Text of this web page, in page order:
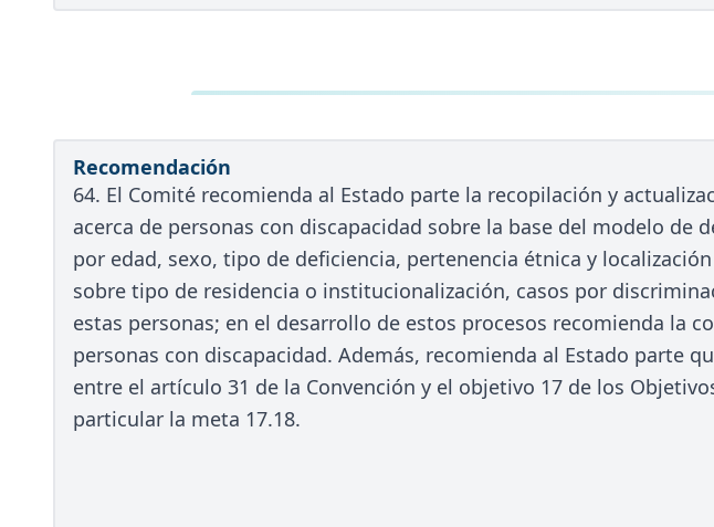
Recomendación
64. El Comité recomienda al Estado parte la recopilación y
acerca de personas con discapacidad sobre la base del modelo de
por edad, sexo, tipo de deficiencia, pertenencia étnica y
sobre tipo de residencia o institucionalización, casos por
estas personas; en el desarrollo de estos procesos recomienda la
personas con discapacidad. Además, recomienda al Estado parte
entre el artículo 31 de la Convención y el objetivo 17 de los
particular la meta 17.18.